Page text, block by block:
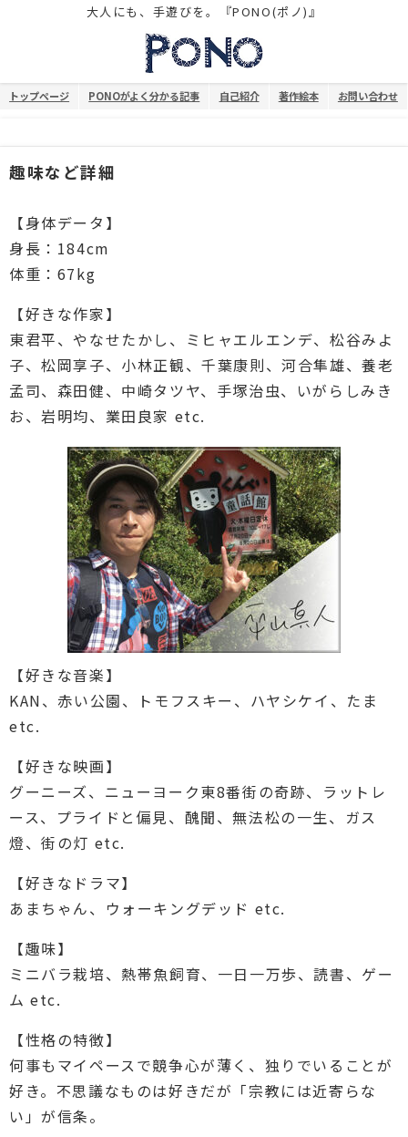
大人にも、手遊びを。『PONO(ポノ)』
トップページ PONOがよく分かる記事 自己紹介 著作絵本 お問い合わせ
趣味など詳細
【身体データ】
身長：184cm
体重：67kg
【好きな作家】
東君平、やなせたかし、ミヒャエルエンデ、松谷みよ
子、松岡享子、小林正観、千葉康則、河合隼雄、養老
孟司、森田健、中崎タツヤ、手塚治虫、いがらしみき
お、岩明均、業田良家 etc.
【好きな音楽】
KAN、赤い公園、トモフスキー、ハヤシケイ、たま
etc.
【好きな映画】
グーニーズ、ニューヨーク東8番街の奇跡、ラットレ
ース、プライドと偏見、醜聞、無法松の一生、ガス
燈、街の灯 etc.
【好きなドラマ】
あまちゃん、ウォーキングデッド etc.
【趣味】
ミニバラ栽培、熱帯魚飼育、一日一万歩、読書、ゲー
ム etc.
【性格の特徴】
何事もマイペースで競争心が薄く、独りでいることが
好き。不思議なものは好きだが「宗教には近寄らな
い」が信条。